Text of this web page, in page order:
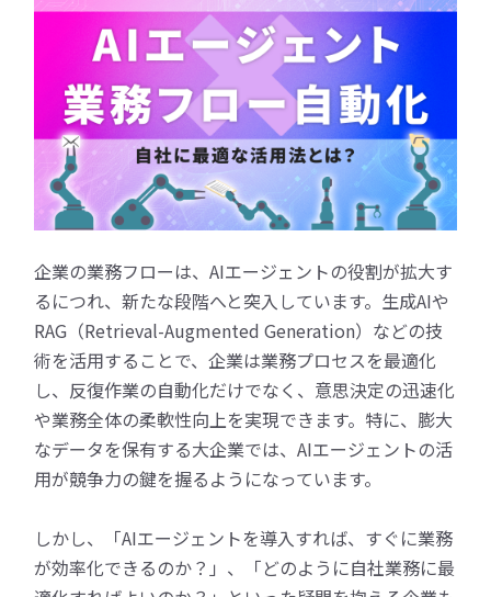
企業の業務フローは、AIエージェントの役割が拡大す
るにつれ、新たな段階へと突入しています。生成AIや
RAG（Retrieval-Augmented Generation）などの技
術を活用することで、企業は業務プロセスを最適化
し、反復作業の自動化だけでなく、意思決定の迅速化
や業務全体の柔軟性向上を実現できます。特に、膨大
なデータを保有する大企業では、AIエージェントの活
用が競争力の鍵を握るようになっています。
しかし、「AIエージェントを導入すれば、すぐに業務
が効率化できるのか？」、「どのように自社業務に最